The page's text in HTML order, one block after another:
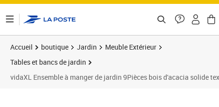
Accueil boutique Jardin
Meuble Extérieur
Tables et bancs de jardin
vidaXL Ensemble à manger de jardin 9Pièces bois d'acacia solide